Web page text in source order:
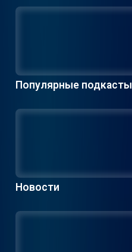
Популярные подкасты
Новости